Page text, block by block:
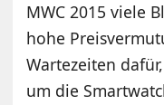
MWC 2015 viele
hohe
Wartezeiten
um die